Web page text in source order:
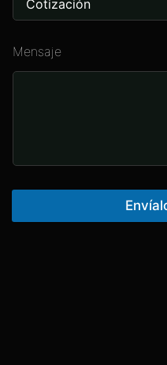
Mensaje